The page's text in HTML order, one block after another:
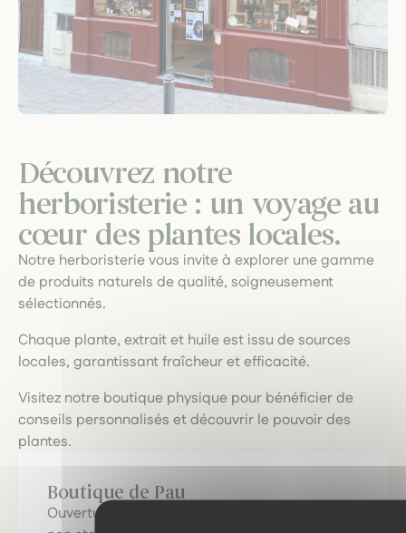
Découvrez notre
herboristerie : un voyage au
cœur des plantes locales.
Notre herboristerie vous invite à explorer une gamme
de produits naturels de qualité, soigneusement
sélectionnés.
Chaque plante, extrait et huile est issu de sources
locales, garantissant fraîcheur et efficacité.
Visitez notre boutique physique pour bénéficier de
conseils personnalisés et découvrir le pouvoir des
plantes.
Boutique de Pau
Ouverture du mardi au samedi de 10 h à 19 h